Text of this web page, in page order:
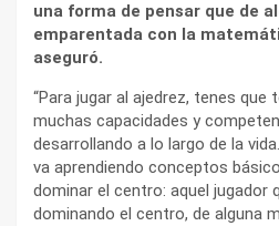
una forma de pensar que de
emparentada con la
aseguró.
“Para jugar al ajedrez, tenes que
muchas capacidades y
desarrollando a lo largo de la
va aprendiendo conceptos
dominar el centro: aquel jugador
dominando el centro, de alguna